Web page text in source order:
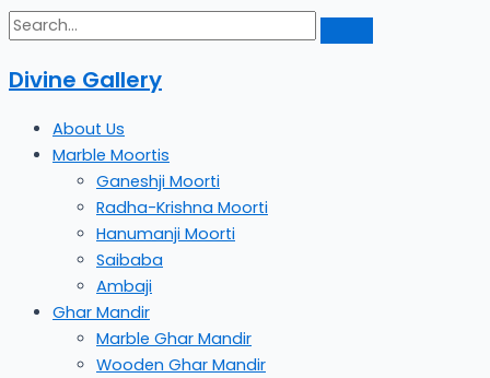
Divine Gallery
About Us
Marble Moortis
Ganeshji Moorti
Radha-Krishna Moorti
Hanumanji Moorti
Saibaba
Ambaji
Ghar Mandir
Marble Ghar Mandir
Wooden Ghar Mandir